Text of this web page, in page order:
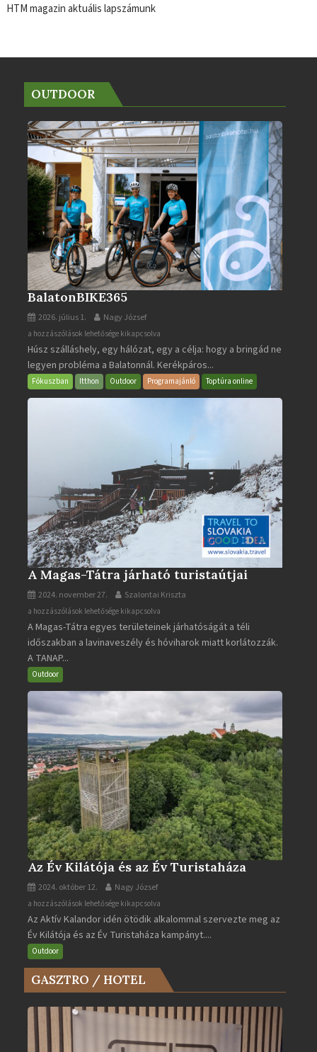
HTM magazin aktuális lapszámunk
OUTDOOR
BalatonBIKE365
2026. július 1. Nagy József
BalatonBIKE365
bejegyzéshez
a hozzászólások lehetősége kikapcsolva
Húsz szálláshely, egy hálózat, egy a célja: hogy a bringád ne
legyen probléma a Balatonnál. Kerékpáros...
Fókuszban Itthon Outdoor Programajánló Toptúra online
A Magas-Tátra járható turistaútjai
2024. november 27. Szalontai Kriszta
A
Magas-
Tátra
járható
turistaútjai
a hozzászólások lehetősége kikapcsolva
A Magas-Tátra egyes területeinek járhatóságát a téli
időszakban a lavinaveszély és hóviharok miatt korlátozzák.
A TANAP...
Outdoor
Az Év Kilátója és az Év Turistaháza
2024. október 12. Nagy József
Az
Év
Kilátója
és
Év
Turistaháza
bejegyzéshez
a hozzászólások lehetősége kikapcsolva
Az Aktív Kalandor idén ötödik alkalommal szervezte meg az
Év Kilátója és az Év Turistaháza kampányt....
Outdoor
GASZTRO / HOTEL